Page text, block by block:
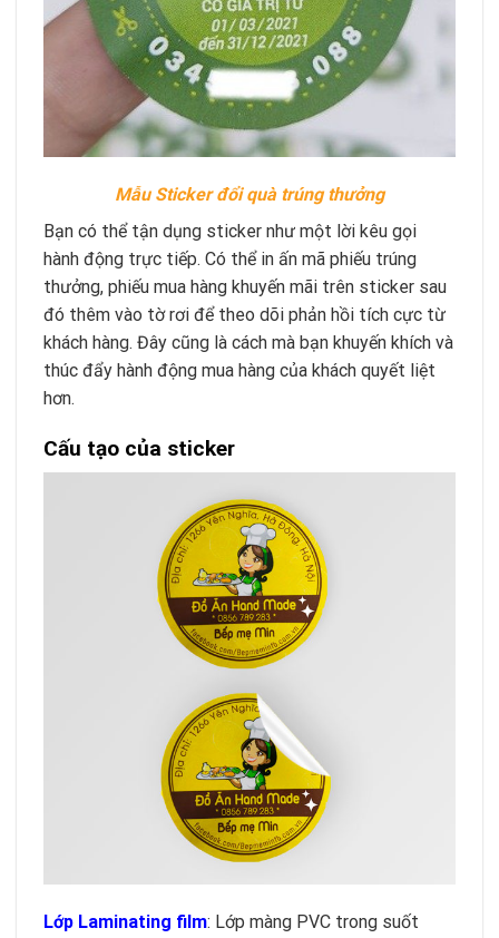
Mẫu Sticker đổi quà trúng thưởng
Bạn có thể tận dụng sticker như một lời kêu gọi
hành động trực tiếp. Có thể in ấn mã phiếu trúng
thưởng, phiếu mua hàng khuyến mãi trên sticker sau
đó thêm vào tờ rơi để theo dõi phản hồi tích cực từ
khách hàng. Đây cũng là cách mà bạn khuyến khích và
thúc đẩy hành động mua hàng của khách quyết liệt
hơn.
Cấu tạo của sticker
Lớp Laminating film: Lớp màng PVC trong suốt